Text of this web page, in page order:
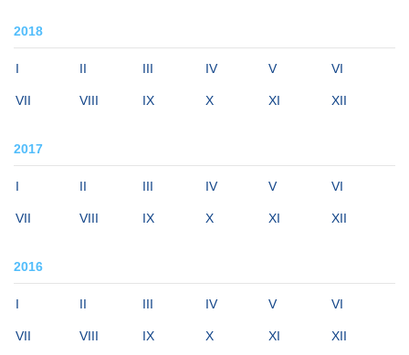
2018
I II III IV V VI
VII VIII IX X XI XII
2017
I II III IV V VI
VII VIII IX X XI XII
2016
I II III IV V VI
VII VIII IX X XI XII